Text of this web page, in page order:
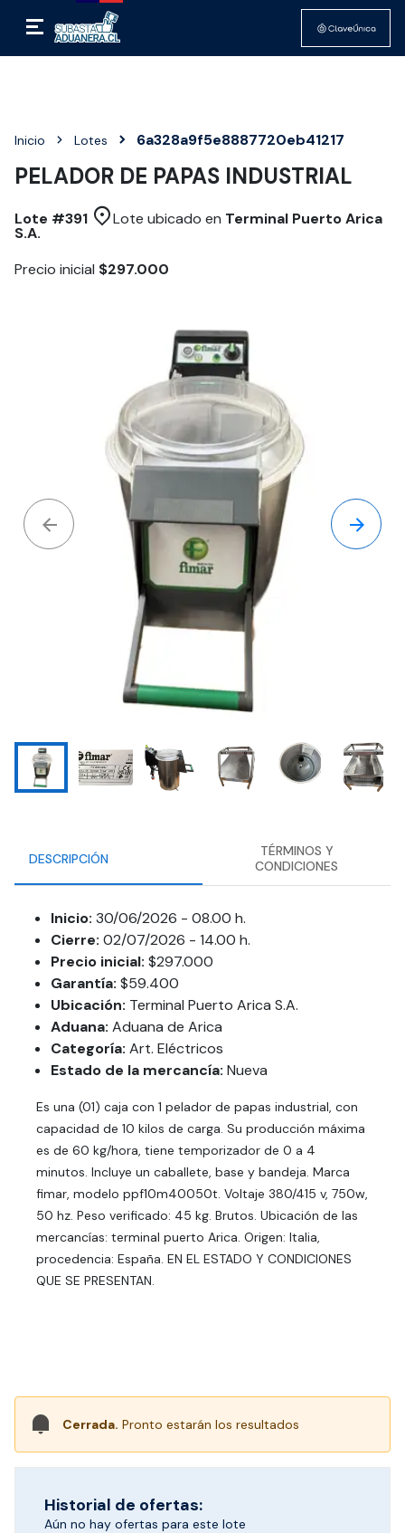
Inicio Lotes 6a328a9f5e8887720eb41217
PELADOR DE PAPAS INDUSTRIAL
Lote #391 Lote ubicado en Terminal Puerto Arica
S.A.
Precio inicial $297.000
DESCRIPCIÓN
TÉRMINOS Y
CONDICIONES
Inicio: 30/06/2026 - 08.00 h.
Cierre: 02/07/2026 - 14.00 h.
Precio inicial: $297.000
Garantía: $59.400
Ubicación: Terminal Puerto Arica S.A.
Aduana: Aduana de Arica
Categoría: Art. Eléctricos
Estado de la mercancía: Nueva
Es una (01) caja con 1 pelador de papas industrial, con
capacidad de 10 kilos de carga. Su producción máxima
es de 60 kg/hora, tiene temporizador de 0 a 4
minutos. Incluye un caballete, base y bandeja. Marca
fimar, modelo ppf10m40050t. Voltaje 380/415 v, 750w,
50 hz. Peso verificado: 45 kg. Brutos. Ubicación de las
mercancías: terminal puerto Arica. Origen: Italia,
procedencia: España. EN EL ESTADO Y CONDICIONES
QUE SE PRESENTAN.
Cerrada. Pronto estarán los resultados
Historial de ofertas:
Aún no hay ofertas para este lote